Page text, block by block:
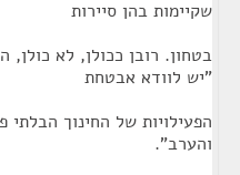
שקיימות בהן סיירות
בטחון. רובן ככולן, לא
"יש לוודא אבטחת
הפעילויות של החינוך
והערב".